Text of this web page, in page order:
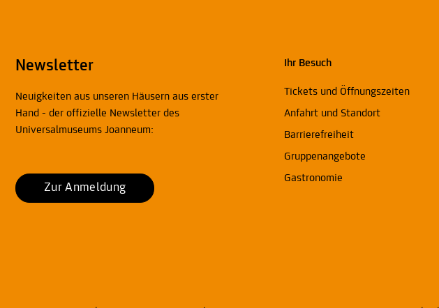
Newsletter
Neuigkeiten aus unseren Häusern aus erster
Hand - der offizielle Newsletter des
Universalmuseums Joanneum:
Zur Anmeldung
Ihr Besuch
Tickets und Öffnungszeiten
Anfahrt und Standort
Barrierefreiheit
Gruppenangebote
Gastronomie